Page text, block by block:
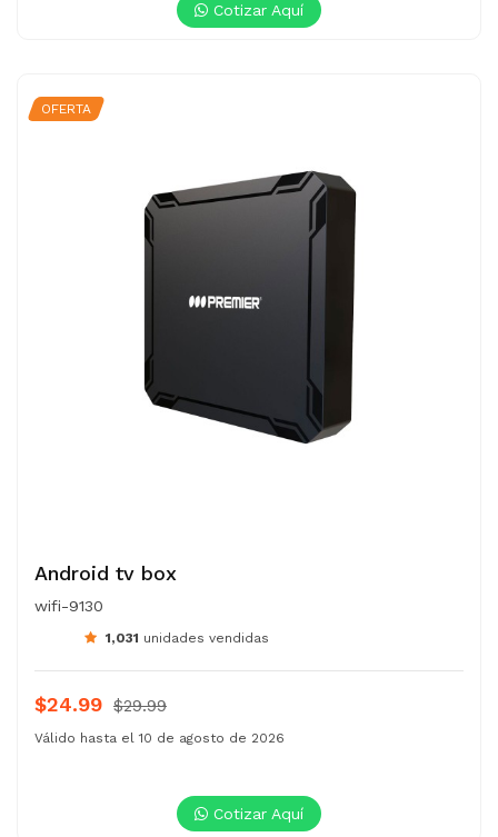
Cotizar Aquí
OFERTA
Android tv box
wifi-9130
1,031 unidades vendidas
$24.99 $29.99
Válido hasta el 10 de agosto de 2026
Cotizar Aquí